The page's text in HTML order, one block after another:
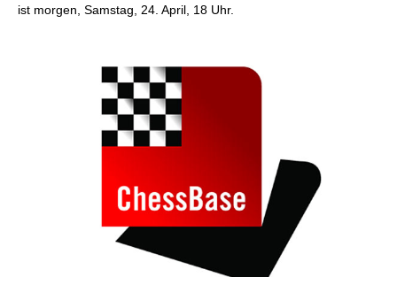
ist morgen, Samstag, 24. April, 18 Uhr.